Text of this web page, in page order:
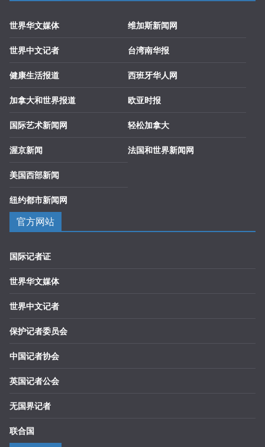
世界华文媒体
世界中文记者
健康生活报道
加拿大和世界报道
国际艺术新闻网
渥京新闻
美国西部新闻
纽约都市新闻网
维加斯新闻网
台湾南华报
西班牙华人网
欧亚时报
轻松加拿大
法国和世界新闻网
官方网站
国际记者证
世界华文媒体
世界中文记者
保护记者委员会
中国记者协会
英国记者公会
无国界记者
联合国